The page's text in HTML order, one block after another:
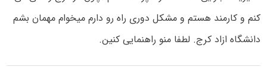
کنم و کارمند هستم و مشکل دوری راه رو دارم میخوام مهمان بشم
دانشگاه ازاد کرج. لطفا منو راهنمایی کنین.